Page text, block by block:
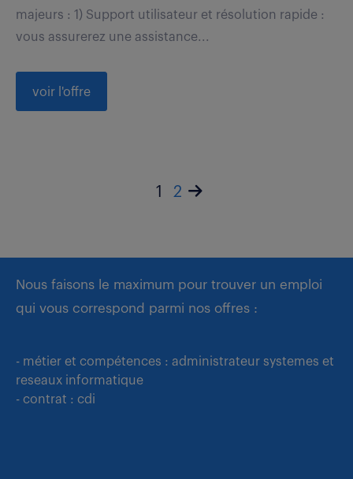
majeurs : 1) Support utilisateur et résolution rapide :
vous assurerez une assistance...
voir l'offre
1 2
Nous faisons le maximum pour trouver un emploi
qui vous correspond parmi nos offres :
- métier et compétences : administrateur systemes et
reseaux informatique
- contrat : cdi